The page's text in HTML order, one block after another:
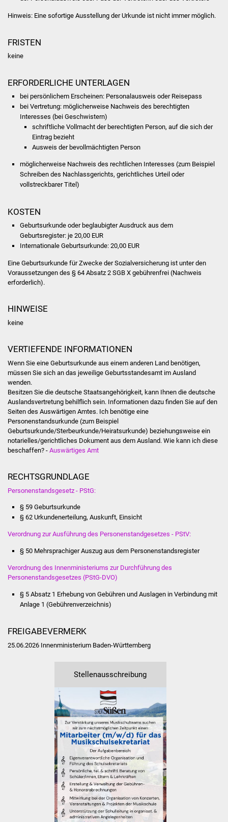
Hitzewarnung / UV-
Bürgerbus (MOBS)
Stadtbücherei
Stadtarchiv
Zehntscheuer
Beirat Süßener Vereine
Tourismus
Erlebnisregion
Senioren
Stadtseniorenrat
Sommerwochen für
Ältere
Seniorenwohn- und
Pflegeheim
Familien
Hinweis: Eine sofortige Ausstellung der Urkunde ist nicht immer möglich.
FRISTEN
keine
ERFORDERLICHE UNTERLAGEN
bei persönlichem Erscheinen: Personalausweis oder Reisepass
bei Vertretung: möglicherweise Nachweis des berechtigten
Interesses (bei Geschwistern)
schriftliche Vollmacht der berechtigten Person, auf die sich der
Eintrag bezieht
Ausweis der bevollmächtigten Person
möglicherweise Nachweis des rechtlichen Interesses (zum Beispiel
Schreiben des Nachlassgerichts, gerichtliches Urteil oder
vollstreckbarer Titel)
KOSTEN
Geburtsurkunde oder beglaubigter Ausdruck aus dem
Geburtsregister: je 20,00 EUR
Internationale Geburtsurkunde: 20,00 EUR
Eine Geburtsurkunde für Zwecke der Sozialversicherung ist unter den
Voraussetzungen des § 64 Absatz 2 SGB X gebührenfrei (Nachweis
erforderlich).
HINWEISE
keine
VERTIEFENDE INFORMATIONEN
Wenn Sie eine Geburtsurkunde aus einem anderen Land benötigen,
müssen Sie sich an das jeweilige Geburtsstandesamt im Ausland
wenden.
Besitzen Sie die deutsche Staatsangehörigkeit, kann Ihnen die deutsche
Auslandsvertretung behilflich sein. Informationen dazu finden Sie auf den
Seiten des Auswärtigen Amtes. Ich benötige eine
Personenstandsurkunde (zum Beispiel
Geburtsurkunde/Sterbeurkunde/Heiratsurkunde) beziehungsweise ein
notarielles/gerichtliches Dokument aus dem Ausland. Wie kann ich diese
beschaffen? - Auswärtiges Amt
RECHTSGRUNDLAGE
Personenstandsgesetz - PStG:
§ 59 Geburtsurkunde
§ 62 Urkundenerteilung, Auskunft, Einsicht
Verordnung zur Ausführung des Personenstandgesetzes - PStV:
§ 50 Mehrsprachiger Auszug aus dem Personenstandsregister
Verordnung des Innenministeriums zur Durchführung des
Personenstandsgesetzes (PStG-DVO)
§ 5 Absatz 1 Erhebung von Gebühren und Auslagen in Verbindung mit
Anlage 1 (Gebührenverzeichnis)
FREIGABEVERMERK
25.06.2026 Innenministerium Baden-Württemberg
Stellenausschreibung